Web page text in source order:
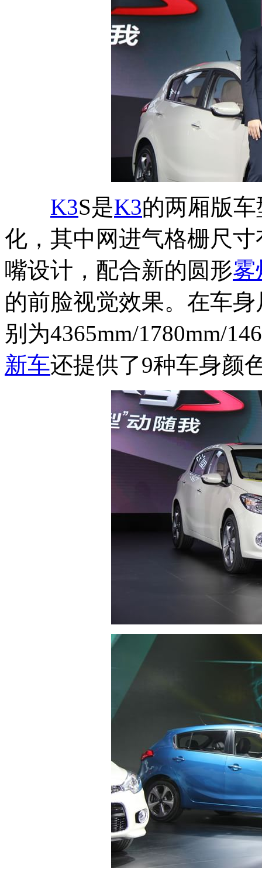
K3S是K3的两厢版
化，其中网进气格栅尺
嘴设计，配合新的圆形雾
的前脸视觉效果。在车
别为4365mm/1780mm/
新车还提供了9种车身颜